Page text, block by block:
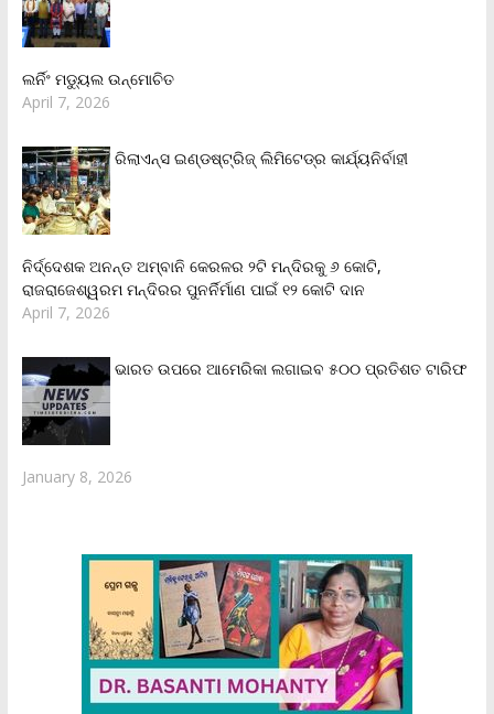
ଲର୍ନିଂ ମଡ୍ୟୁଲ ଉନ୍ମୋଚିତ
April 7, 2026
ରିଲାଏନ୍‌ସ ଇଣ୍ଡଷ୍ଟ୍ରିଜ୍ ଲିମିଟେଡ୍‌ର କାର୍ଯ୍ୟନିର୍ବାହୀ
ନିର୍ଦ୍ଦେଶକ ଅନନ୍ତ ଅମ୍ବାନି କେରଳର ୨ଟି ମନ୍ଦିରକୁ ୬ କୋଟି,
ରାଜରାଜେଶ୍ୱରମ ମନ୍ଦିରର ପୁନର୍ନିର୍ମାଣ ପାଇଁ ୧୨ କୋଟି ଦାନ
April 7, 2026
ଭାରତ ଉପରେ ଆମେରିକା ଲଗାଇବ ୫୦୦ ପ୍ରତିଶତ ଟାରିଫ
January 8, 2026